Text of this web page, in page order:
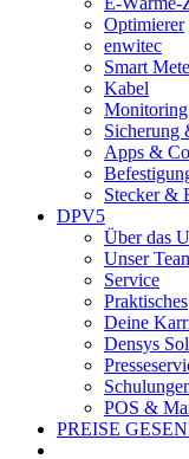
Optimierer
enwitec
Smart
Kabel
Monitoring
Sicherung
Apps &
Stecker &
DPV5
Über das
Unser
Service
Praktisches
Deine
Densys
POS &
PREISE